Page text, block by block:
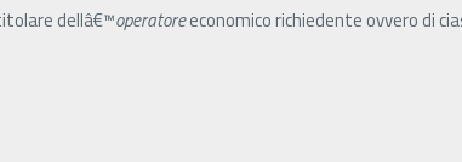
dellâ€™operatoreeconomico richiedente ovvero di